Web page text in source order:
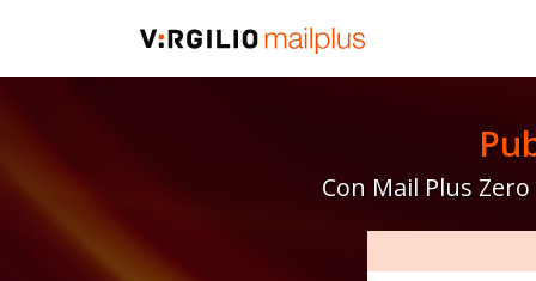
Con Mail Plus